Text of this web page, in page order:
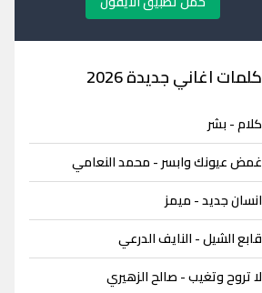
كلمات اغاني جديدة 2026
كلام - بشر
غمض عيونك وابسر - محمد النعامي
انسان جديد - ميمز
قابع الشيل - النايف الدرعي
لا تروح وتغيب - صالح الزهيري